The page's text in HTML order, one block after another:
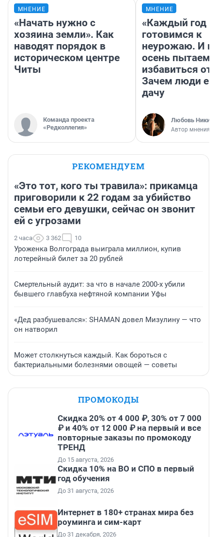
МНЕНИЕ
«Начать нужно с
хозяина земли». Как
наводят порядок в
историческом центре
Читы
Команда проекта
«Редколлегия»
МНЕНИЕ
«Каждый год
готовимся к
неурожаю. И
осень
избавиться от
Зачем люди
дачу
Любовь
Автор мнения
РЕКОМЕНДУЕМ
«Это тот, кого ты травила»: прикамца
приговорили к 22 годам за убийство
семьи его девушки, сейчас он звонит
ей с угрозами
2 часа 3 362 10
Уроженка Волгограда выиграла миллион, купив
лотерейный билет за 20 рублей
Смертельный аудит: за что в начале 2000-х убили
бывшего главбуха нефтяной компании Уфы
«Дед разбушевался»: SHAMAN довел Мизулину — что
он натворил
Может столкнуться каждый. Как бороться с
бактериальными болезнями овощей — советы
ПРОМОКОДЫ
Скидка 20% от 4 000 ₽, 30% от 7 000
₽ и 40% от 12 000 ₽ на первый и все
повторные заказы по промокоду
ТРЕНД
До 15 августа, 2026
Скидка 10% на ВО и СПО в первый
год обучения
До 31 августа, 2026
Интернет в 180+ странах мира без
роуминга и сим-карт
До 31 декабря, 2026